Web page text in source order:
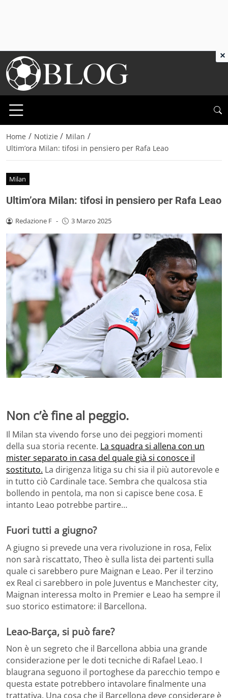
Home / Notizie / Milan /
Ultim’ora Milan: tifosi in pensiero per Rafa Leao
Milan
Ultim’ora Milan: tifosi in pensiero per Rafa Leao
Redazione F - 3 Marzo 2025
Non c’è fine al peggio.
Il Milan sta vivendo forse uno dei peggiori momenti
della sua storia recente. La squadra si allena con un
mister separato in casa del quale già si conosce il
sostituto. La dirigenza litiga su chi sia il più autorevole e
in tutto ciò Cardinale tace. Sembra che qualcosa stia
bollendo in pentola, ma non si capisce bene cosa. E
intanto Leao potrebbe partire…
Fuori tutti a giugno?
A giugno si prevede una vera rivoluzione in rosa, Felix
non sarà riscattato, Theo è sulla lista dei partenti sulla
quale ci sarebbero pure Maignan e Leao. Per il terzino
ex Real ci sarebbero in pole Juventus e Manchester city,
Maignan interessa molto in Premier e Leao ha sempre il
suo storico estimatore: il Barcellona.
Leao-Barça, si può fare?
Non è un segreto che il Barcellona abbia una grande
considerazione per le doti tecniche di Rafael Leao. I
blaugrana seguono il portoghese da parecchio tempo e
questa estate potrebbero intavolare finalmente una
trattativa. Una cosa che il Barcellona deve considerare è
×